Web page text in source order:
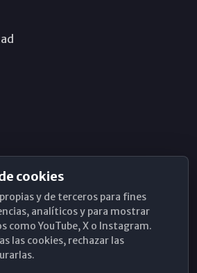
cookies
y de terceros para fines
analíticos y para mostrar
como YouTube, X o Instagram.
las cookies, rechazar las